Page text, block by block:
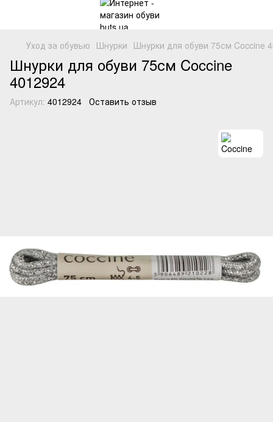
Уход за обувью Шнурки Шнурки для обуви 75см Coccine
Шнурки для обуви 75см Coccine
4012924
Артикул: 4012924 Оставить отзыв